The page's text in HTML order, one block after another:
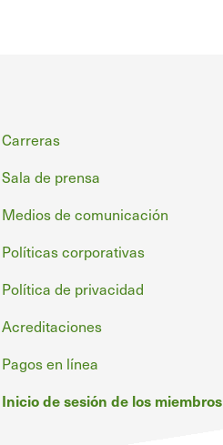
Pie
de
página
Carreras
Sala de prensa
Medios de comunicación
Políticas corporativas
Política de privacidad
Acreditaciones
Pagos en línea
Inicio de sesión de los miembros